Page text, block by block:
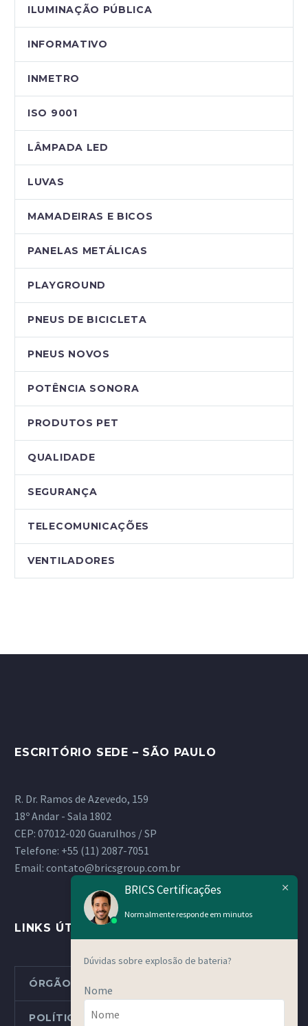
ILUMINAÇÃO PÚBLICA
INFORMATIVO
INMETRO
ISO 9001
LÂMPADA LED
LUVAS
MAMADEIRAS E BICOS
PANELAS METÁLICAS
PLAYGROUND
PNEUS DE BICICLETA
PNEUS NOVOS
POTÊNCIA SONORA
PRODUTOS PET
QUALIDADE
SEGURANÇA
TELECOMUNICAÇÕES
VENTILADORES
ESCRITÓRIO SEDE – SÃO PAULO
R. Dr. Ramos de Azevedo, 159
18º Andar - Sala 1802
CEP: 07012-020 Guarulhos / SP
Telefone: +55 (11) 2087-7051
Email: contato@bricsgroup.com.br
LINKS ÚTEIS
ÓRGÃOS METROLÓGICOS ESTADUAIS
POLÍTICAS E PROCEDIMENTOS
BRICS Certificações
Normalmente responde em minutos
Dúvidas sobre explosão de bateria?
Nome